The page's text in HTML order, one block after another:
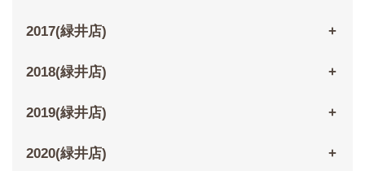
2017(緑井店)
2018(緑井店)
2019(緑井店)
2020(緑井店)